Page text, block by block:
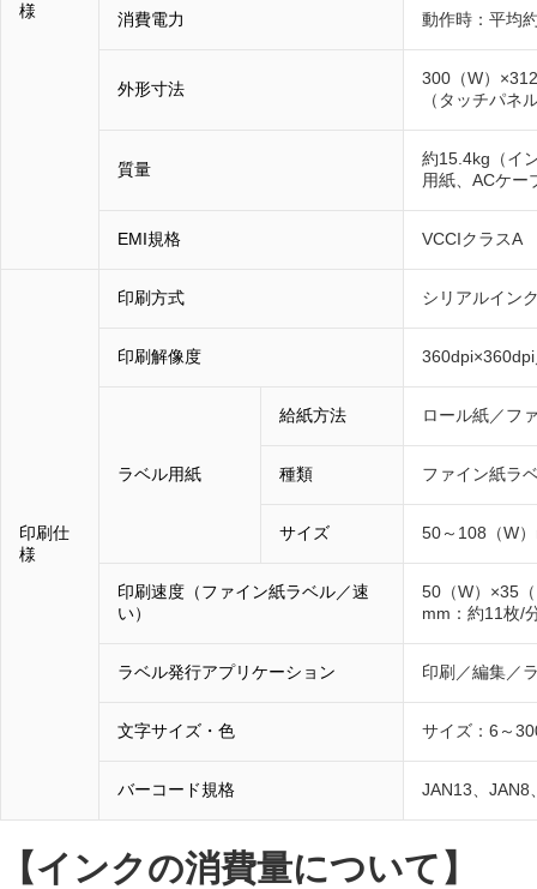
様
消費電力 動作時：平均
外形寸法
300（W）
（タッチパネ
質量
約15.4kg（イ
用紙、ACケー
EMI規格 VCCIクラスA
印刷仕
様
印刷方式 シリアルイン
印刷解像度
ラベル用紙
給紙方法 ロール紙／フ
種類 ファイン紙ラ
サイズ 50～108（W
印刷速度（ファイン紙ラベル／速
い）
50（W）×35
mm：約11枚/
ラベル発行アプリケーション 印刷／編集／
文字サイズ・色 サイズ：6～
バーコード規格 JAN13、JAN8
【インクの消費量について】